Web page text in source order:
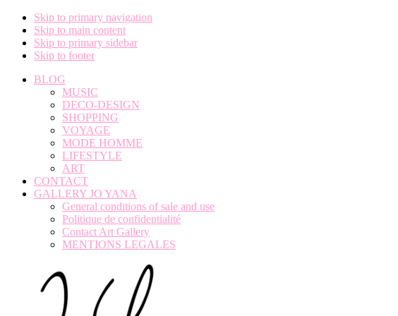
Skip to primary navigation
Skip to main content
Skip to primary sidebar
Skip to footer
BLOG
MUSIC
DECO-DESIGN
SHOPPING
VOYAGE
MODE HOMME
LIFESTYLE
ART
CONTACT
GALLERY JO YANA
General conditions of sale and use
Politique de confidentialité
Contact Art Gallery
MENTIONS LEGALES